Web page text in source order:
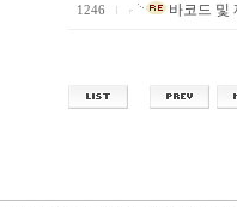
1246 바코드 및